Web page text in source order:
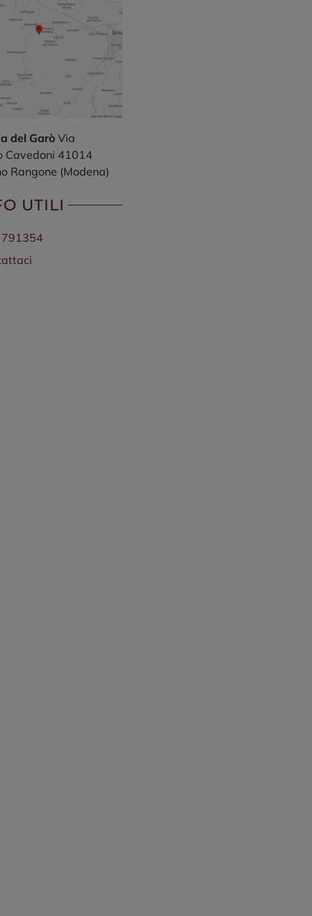
del Garò Via
Cavedoni 41014
Rangone (Modena)
UTILI